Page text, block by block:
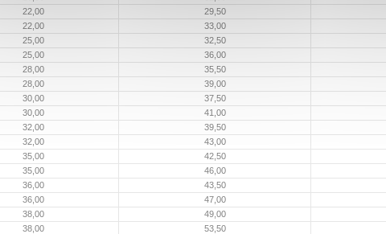
22,00 29,50
22,00 33,00
25,00 32,50
25,00 36,00
28,00 35,50
28,00 39,00
30,00 37,50
30,00 41,00
32,00 39,50
32,00 43,00
35,00 42,50
35,00 46,00
36,00 43,50
36,00 47,00
38,00 49,00
38,00 53,50